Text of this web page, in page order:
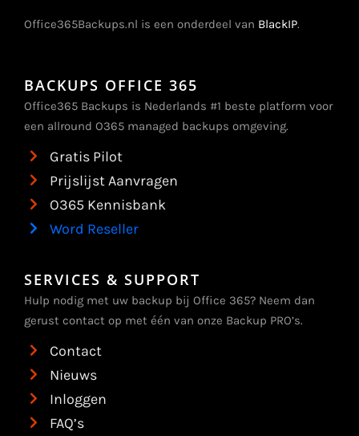
Office365Backups.nl is een onderdeel van BlackIP.
BACKUPS OFFICE 365
Office365 Backups is Nederlands #1 beste platform voor
een allround O365 managed backups omgeving.
Gratis Pilot
Prijslijst Aanvragen
O365 Kennisbank
Word Reseller
SERVICES & SUPPORT
Hulp nodig met uw backup bij Office 365? Neem dan
gerust contact op met één van onze Backup PRO’s.
Contact
Nieuws
Inloggen
FAQ’s